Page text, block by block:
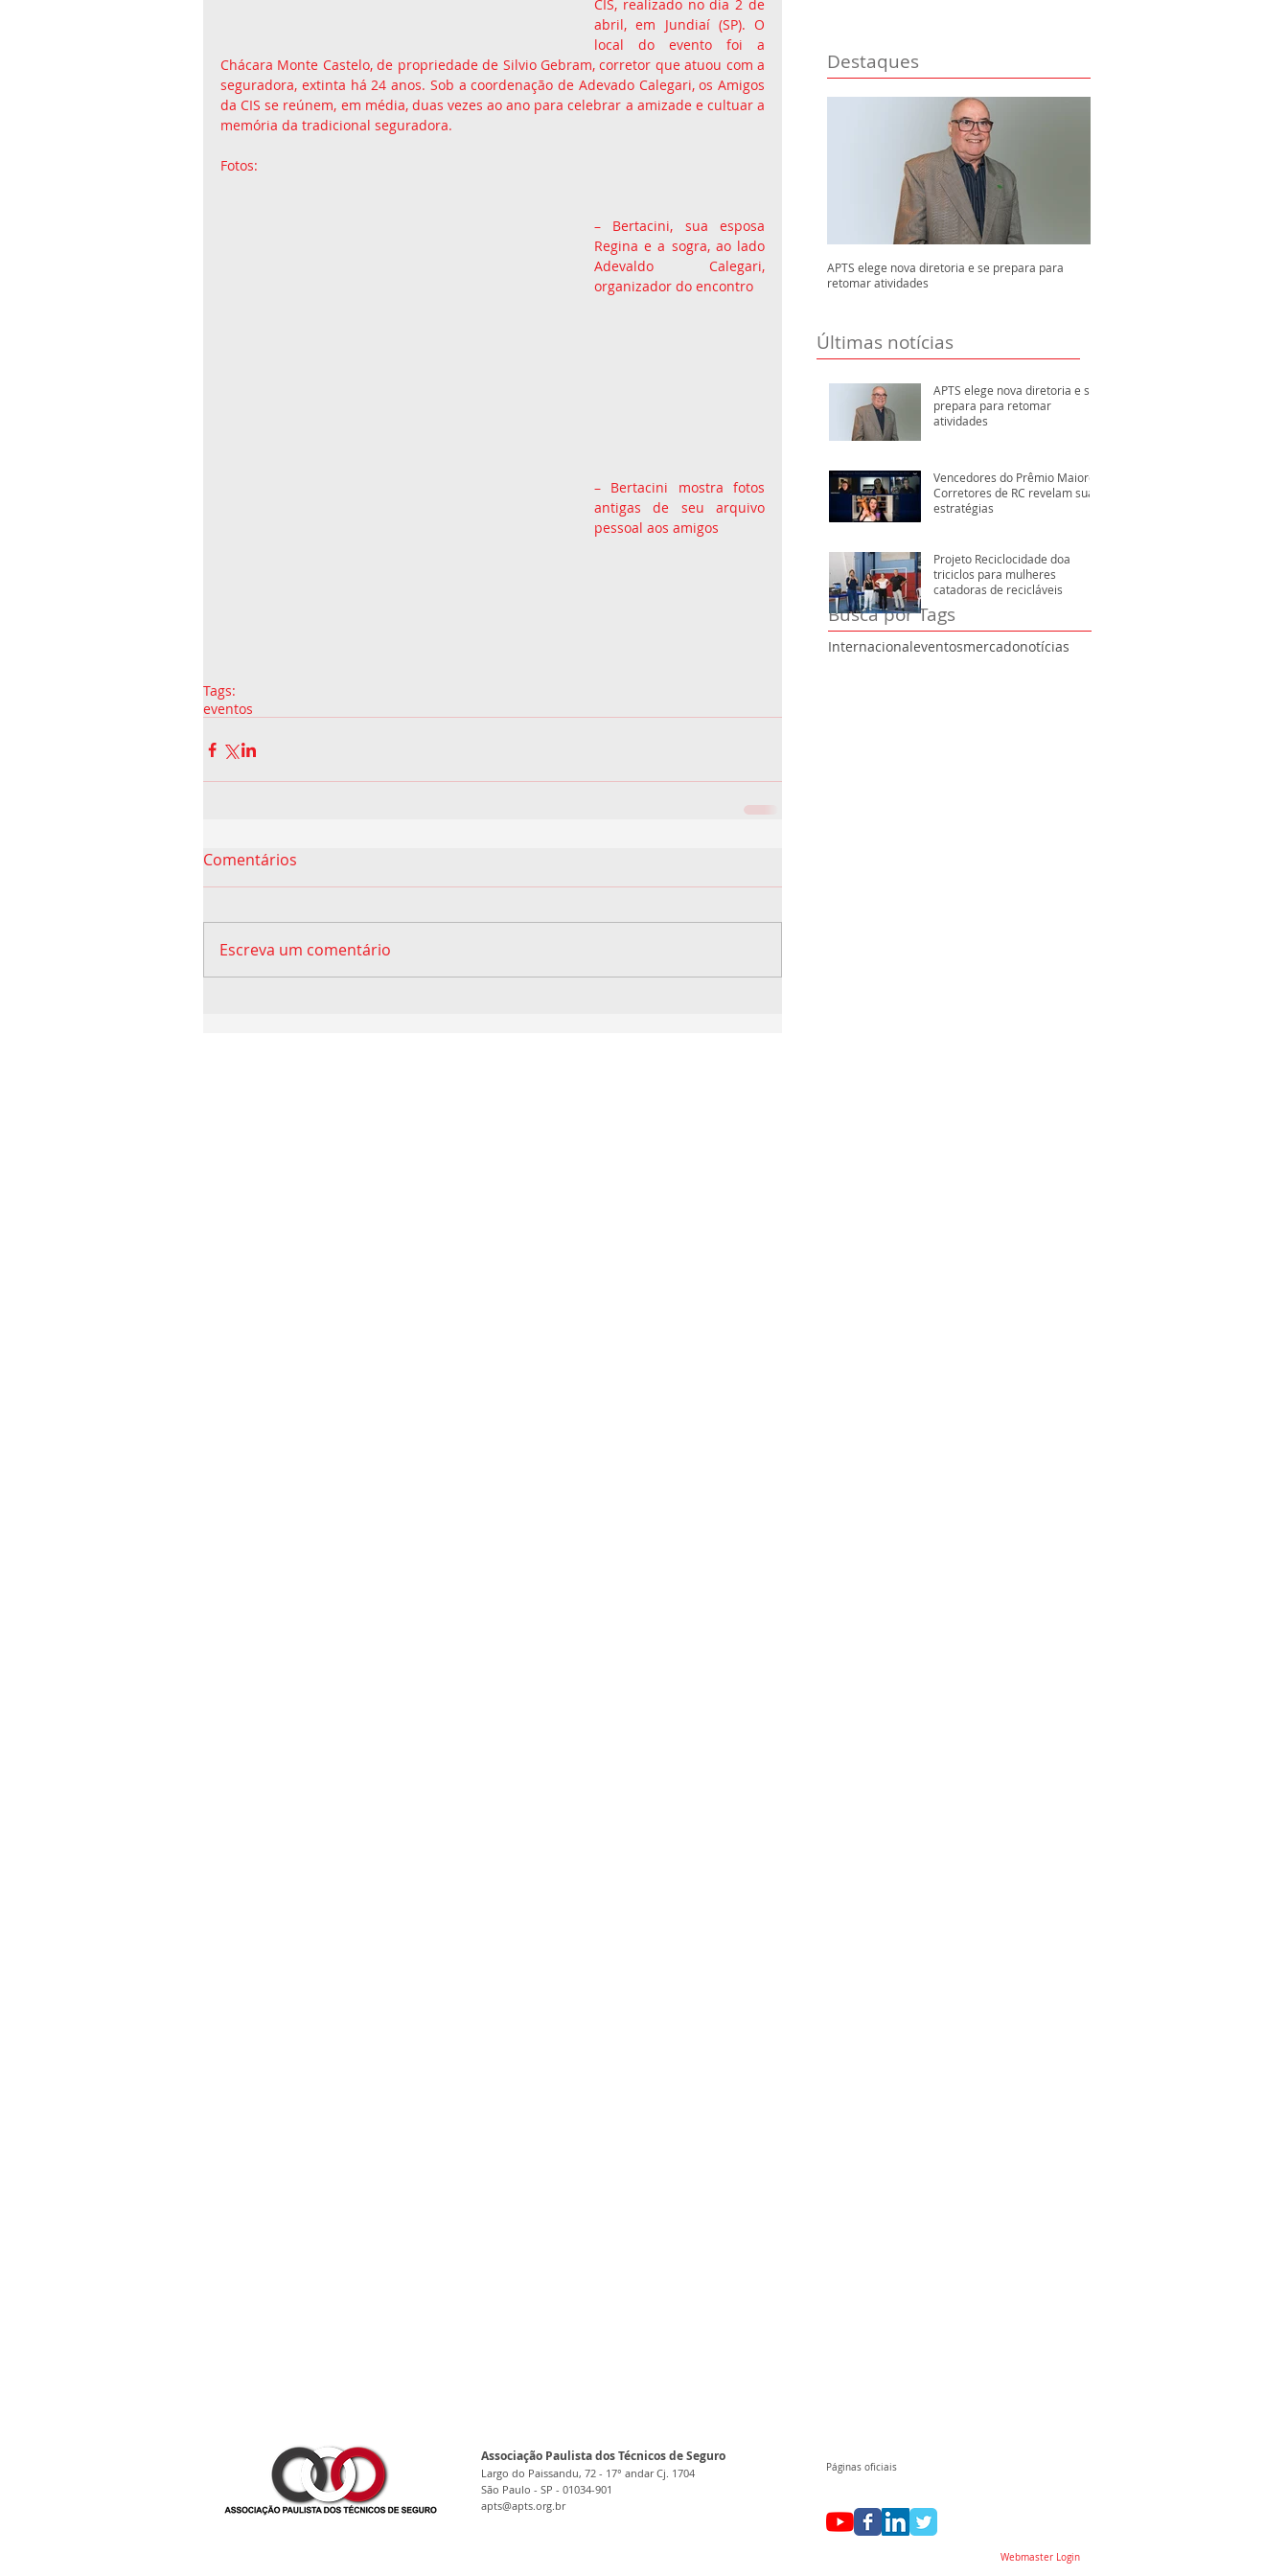
Destaques
APTS elege nova diretoria e se prepara para
retomar atividades
Busca por Tags
Internacionaleventosmercadonotícias
Últimas notícias
APTS elege nova diretoria e se
prepara para retomar
atividades
Vencedores do Prêmio Maiores
Corretores de RC revelam suas
estratégias
Projeto Reciclocidade doa
triciclos para mulheres
catadoras de recicláveis
CIS, realizado no dia 2 de
abril, em Jundiaí (SP). O
local do evento foi a
Chácara Monte Castelo, de propriedade de Silvio Gebram, corretor que atuou com a
seguradora, extinta há 24 anos. Sob a coordenação de Adevado Calegari, os Amigos
da CIS se reúnem, em média, duas vezes ao ano para celebrar a amizade e cultuar a
memória da tradicional seguradora.
Fotos:
– Bertacini, sua esposa
Regina e a sogra, ao lado
Adevaldo Calegari,
organizador do encontro
– Bertacini mostra fotos
antigas de seu arquivo
pessoal aos amigos
Tags:
eventos
Comentários
Escreva um comentário
Associação Paulista dos Técnicos de Seguro
Largo do Paissandu, 72 - 17° andar Cj. 1704
São Paulo - SP - 01034-901
apts@apts.org.br
Páginas oficiais
Webmaster Login